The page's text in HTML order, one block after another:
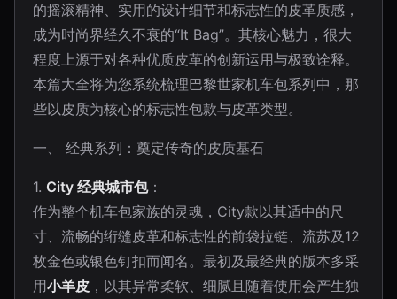
的摇滚精神、实用的设计细节和标志性的皮革质感，
成为时尚界经久不衰的“It Bag”。其核心魅力，很大
程度上源于对各种优质皮革的创新运用与极致诠释。
本篇大全将为您系统梳理巴黎世家机车包系列中，那
些以皮质为核心的标志性包款与皮革类型。
一、 经典系列：奠定传奇的皮质基石
1. City 经典城市包：
作为整个机车包家族的灵魂，City款以其适中的尺
寸、流畅的绗缝皮革和标志性的前袋拉链、流苏及12
枚金色或银色钉扣而闻名。最初及最经典的版本多采
用小羊皮 ，以其异常柔软、细腻且随着使用会产生独